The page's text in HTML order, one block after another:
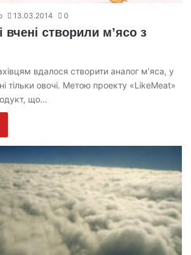
13.03.2014 0
вчені створили м’ясо з
вдалося створити аналог м’яса, у
тільки овочі. Метою проекту «LikeMeat»
що…